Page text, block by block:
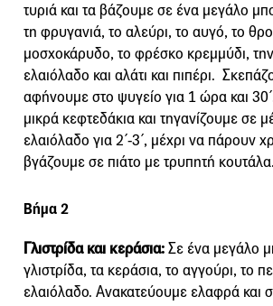
τυριά και τα βάζουμε σε ένα μεγάλο
τη φρυγανιά, το αλεύρι, το αυγό, το
μοσχοκάρυδο, το φρέσκο κρεμμύδι, την
ελαιόλαδο και αλάτι και πιπέρι.
αφήνουμε στο ψυγείο για 1 ώρα και
μικρά κεφτεδάκια και τηγανίζουμε σε
ελαιόλαδο για 2΄-3΄, μέχρι να πάρουν
βγάζουμε σε πιάτο με τρυπητή κουτάλα.
Βήμα 2
Γλιστρίδα και κεράσια:Σε ένα μεγάλο
γλιστρίδα, τα κεράσια, το αγγούρι, το
ελαιόλαδο. Ανακατεύουμε ελαφρά και